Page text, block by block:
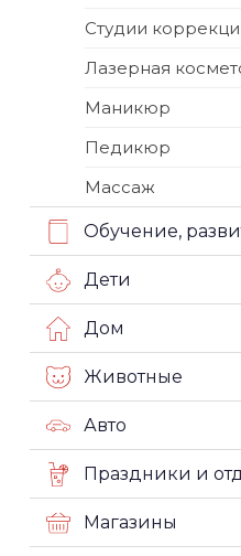
Студии
Лазерная
Маникюр
Педикюр
Массаж
Обучение,
Дети
Дом
Животные
Авто
Праздники и
Магазины